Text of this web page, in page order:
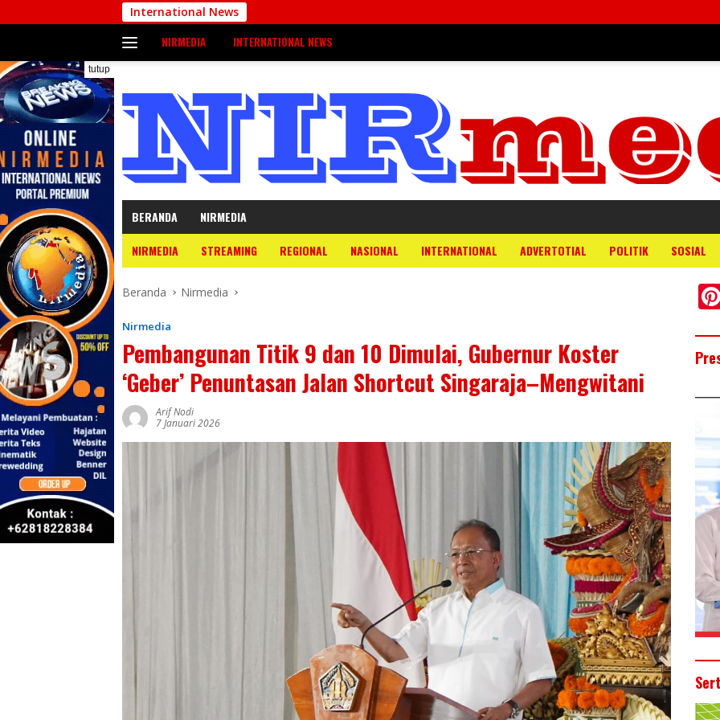
ke
International News
NIRMEDIA INTERNATIONAL NEWS
tutup
BERANDA
NIRMEDIA
NIRMEDIA
STREAMING REGIONAL NASIONAL INTERNATIONAL ADVERTOTIAL POLITIK SOSIAL
Beranda Nirmedia
Nirmedia
Pembangunan Titik 9 dan 10 Dimulai, Gubernur Koster
‘Geber’ Penuntasan Jalan Shortcut Singaraja–Mengwitani
Arif Nodi
7 Januari 2026